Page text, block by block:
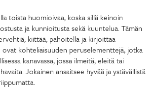
toista huomioivaa, koska sillä keinoin
ja kunnioitusta sekä kuuntelua. Tämän
kiittää, pahoitella ja kirjoittaa
ovat kohteliaisuuden peruselementtejä, jotka
kanavassa, jossa ilmeitä, eleitä tai
Jokainen ansaitsee hyvää ja ystävällistä